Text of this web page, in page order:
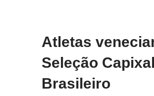
Atletas
Seleção
Brasileiro